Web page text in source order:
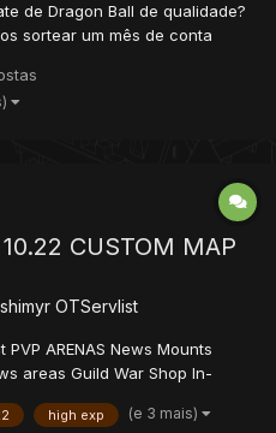
de Dragon Ball de qualidade?
sortear um mês de conta
casual que está aqui para se
de preci...
CUSTOM MAP
OTServlist
ARENAS News Mounts
areas Guild War Shop In-
desenvoltura e habilidade e
high exp (e 3 mais)